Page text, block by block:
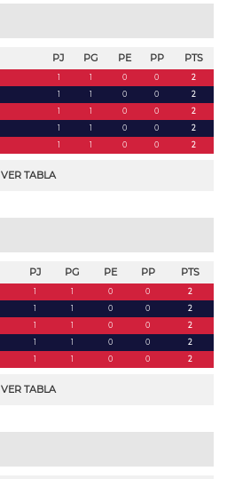
PJ PG PE PP PTS
1 1 0 0
2
1 1 0 0
2
1 1 0 0
2
1 1 0 0
2
1 1 0 0 2
VER TABLA
PJ PG PE PP PTS
1 1 0 0
2
1 1 0 0
2
1 1 0 0
2
1 1 0 0
2
1 1 0 0 2
VER TABLA